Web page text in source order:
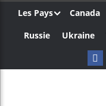
Les Pays Canada
Russie
Ukraine